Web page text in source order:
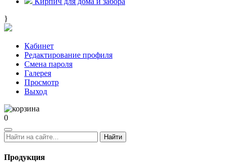
}
Кабинет
Редактирование профиля
Смена пароля
Галерея
Просмотр
Выход
0
Найти
Продукция